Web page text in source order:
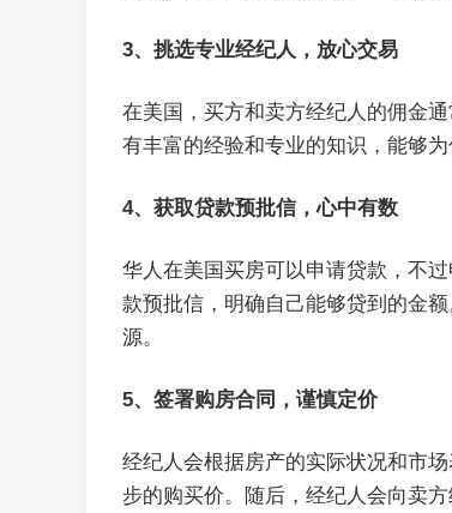
3、挑选专业经纪人，放心交易
在美国，买方和卖方经纪人的佣金
有丰富的经验和专业的知识，能够
4、获取贷款预批信，心中有数
华人在美国买房可以申请贷款，不
款预批信，明确自己能够贷到的金
源。
5、签署购房合同，谨慎定价
经纪人会根据房产的实际状况和市
步的购买价。随后，经纪人会向卖